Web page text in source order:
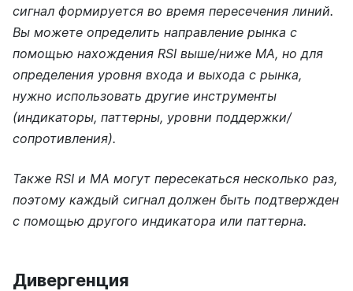
сигнал формируется во время пересечения линий.
Вы можете определить направление рынка с
помощью нахождения RSI выше/ниже MA, но для
определения уровня входа и выхода с рынка,
нужно использовать другие инструменты
(индикаторы, паттерны, уровни поддержки/
сопротивления).
Также RSI и MA могут пересекаться несколько раз,
поэтому каждый сигнал должен быть подтвержден
с помощью другого индикатора или паттерна.
Дивергенция